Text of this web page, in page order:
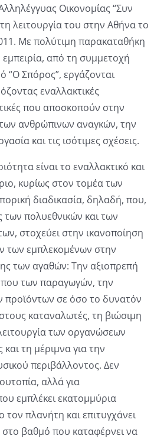
Οικονομίας “Συν
λειτουργία του στην Αθήνα το
Με πολύτιμη παρακαταθήκη
από τη συμμετοχή
“Ο Σπόρος”, εργάζονται
εναλλακτικές
που αποσκοπούν στην
ανθρώπινων αναγκών, την
και τις ισότιμες σχέσεις.
είναι το εναλλακτικό και
κυρίως στον τομέα των
διαδικασία, δηλαδή, που,
των πολυεθνικών και των
στοχεύει στην ικανοποίηση
των εμπλεκομένων στην
των αγαθών: Την αξιοπρεπή
των παραγωγών, την
προϊόντων σε όσο το δυνατόν
καταναλωτές, τη βιώσιμη
των οργανώσεων
τη μέριμνα για την
περιβάλλοντος. Δεν
αλλά για
εμπλέκει εκατομμύρια
πλανήτη και επιτυγχάνει
βαθμό που καταφέρνει να